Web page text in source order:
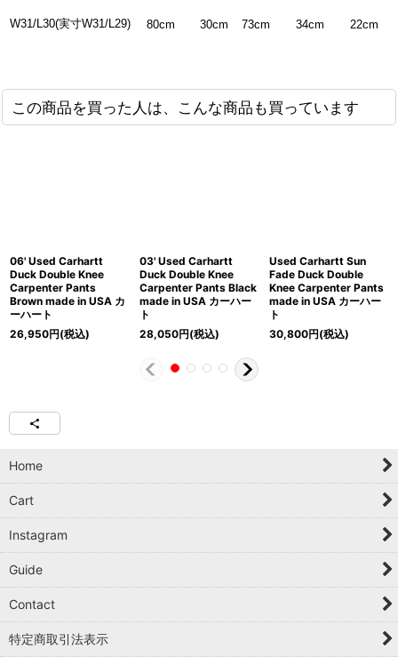
W31/L30(実寸W31/L29) 80cm 30cm 73cm 34cm 22cm
この商品を買った人は、こんな商品も買っています
06' Used Carhartt
Duck Double Knee
Carpenter Pants
Brown made in USA カ
ーハート
26,950円(税込)
03' Used Carhartt
Duck Double Knee
Carpenter Pants Black
made in USA カーハー
ト
28,050円(税込)
Used Carhartt Sun
Fade Duck Double
Knee Carpenter Pants
made in USA カーハー
ト
30,800円(税込)
Home
Cart
Instagram
Guide
Contact
特定商取引法表示